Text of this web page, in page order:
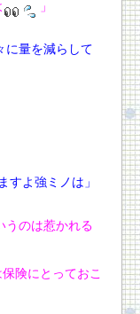
」
に量を減らして
すよ強ミノは」
うのは惹かれる
険にとっておこ